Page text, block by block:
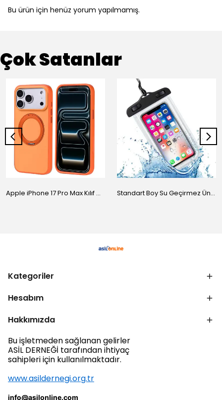
Bu ürün için henüz yorum yapılmamış.
Çok Satanlar
Apple iPhone 17 Pro Max Kılıf M-Safe Şarj Özellikli Standlı Zore Proton Silikon Kapak Standart Boy Su Geçirmez Üniversal Kılıf
Kategoriler
Hesabım
Hakkımızda
Bu işletmeden sağlanan gelirler
ASİL DERNEĞİ tarafından ihtiyaç
sahipleri için kullanılmaktadır.
www.asildernegi.org.tr
info@asilonline.com